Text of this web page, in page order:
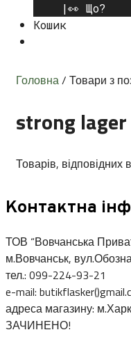
|👀 Що?
Кошик
Головна/ Товари з
strong lager
Товарів,
Контактна
ТОВ “Вовчанська
м.Вовчанськ,
тел.: 099-224-93-21
e-mail:
адреса магазину:
ЗАЧИНЕНО!